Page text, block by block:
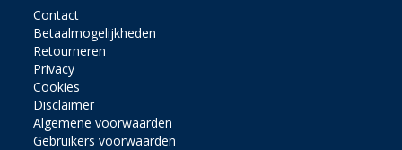
Contact
Betaalmogelijkheden
Retourneren
Privacy
Cookies
Disclaimer
Algemene voorwaarden
Gebruikers voorwaarden